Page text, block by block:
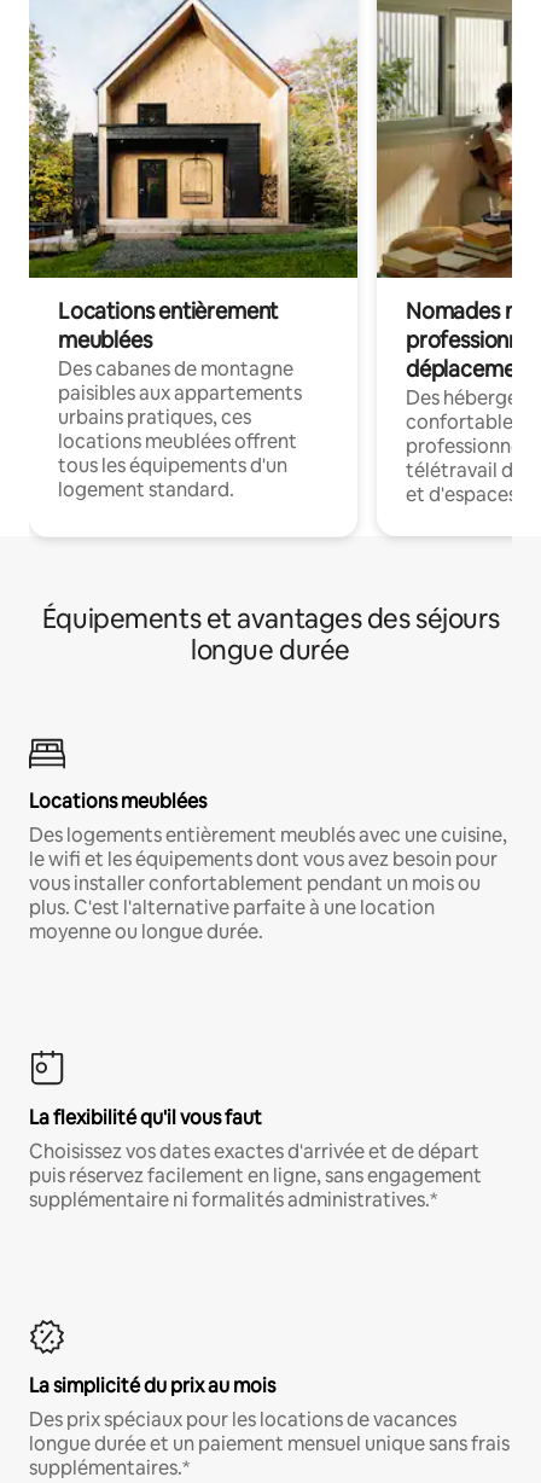
Locations entièrement
meublées
Des cabanes de montagne
paisibles aux appartements
urbains pratiques, ces
locations meublées offrent
tous les équipements d'un
logement standard.
Nomades
déplacement
Des
confortables
professionnels
télétravail
et d'espaces
Équipements et avantages des séjours
longue durée
Locations meublées
Des logements entièrement meublés avec une cuisine,
le wifi et les équipements dont vous avez besoin pour
vous installer confortablement pendant un mois ou
plus. C'est l'alternative parfaite à une location
moyenne ou longue durée.
La flexibilité qu'il vous faut
Choisissez vos dates exactes d'arrivée et de départ
puis réservez facilement en ligne, sans engagement
supplémentaire ni formalités administratives.*
La simplicité du prix au mois
Des prix spéciaux pour les locations de vacances
longue durée et un paiement mensuel unique sans frais
supplémentaires.*